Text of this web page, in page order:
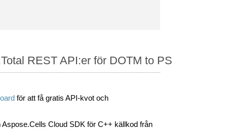
REST API:er för DOTM to PS
för att få gratis API-kvot och
Cloud SDK för C++ källkod från